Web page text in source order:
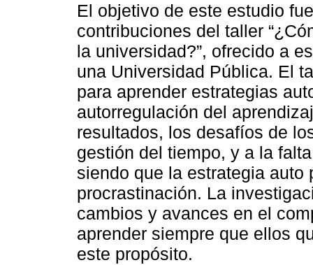
El objetivo de este estudio
contribuciones del taller
la universidad?”, ofrecido a
una Universidad Pública. El
para aprender estrategias
autorregulación del
resultados, los desafíos de
gestión del tiempo, y a la
siendo que la estrategia
procrastinación. La
cambios y avances en el
aprender siempre que ellos
este propósito.